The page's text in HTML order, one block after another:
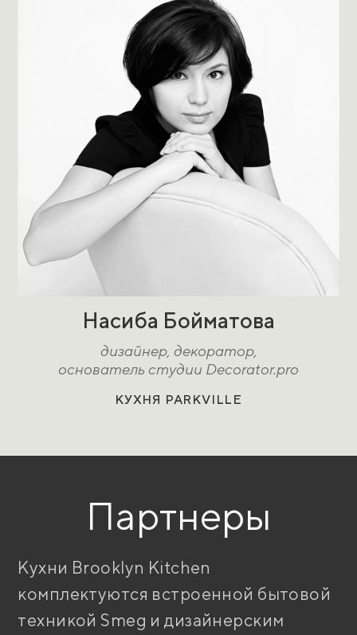
Насиба Бойматова
дизайнер, декоратор,
основатель студии Decorator.pro
КУХНЯ PARKVILLE
Партнеры
Кухни Brooklyn Kitchen
комплектуются встроенной бытовой
техникой Smeg и дизайнерским